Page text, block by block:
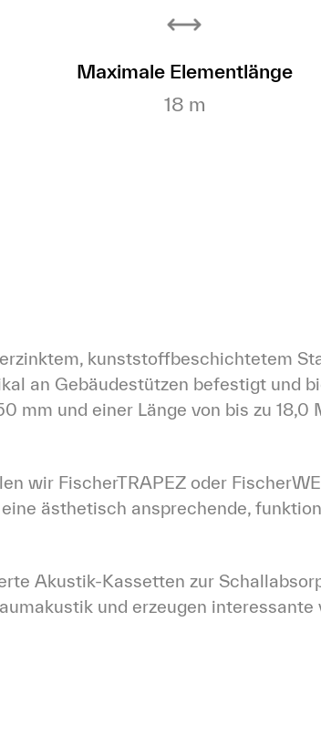
Maximale Elementlänge
18 m
kunststoffbeschichtetem
an Gebäudestützen befestigt und
mm und einer Länge von bis zu
wir FischerTRAPEZ oder
ästhetisch ansprechende,
Akustik-Kassetten zur
und erzeugen